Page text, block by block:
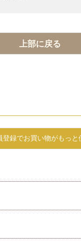
上部に戻る
登録でお買い物がもっと